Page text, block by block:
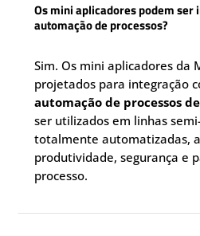
Os mini aplicadores podem ser
automação de processos?
Sim. Os mini aplicadores da
projetados para integração
automação de processos
ser utilizados em linhas
totalmente automatizadas,
produtividade, segurança e
processo.